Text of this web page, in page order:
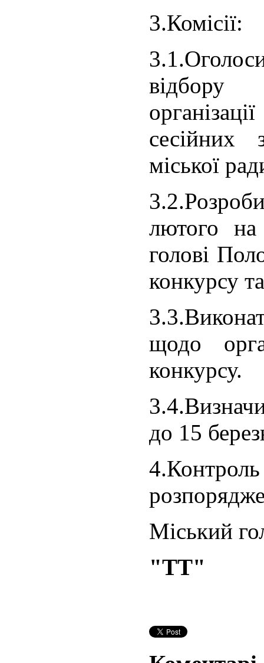
3.Комісії:
сесійних
міської
лютого на
голові
конкурсу
щодо
конкурсу.
до 15
Міський
"ТТ"